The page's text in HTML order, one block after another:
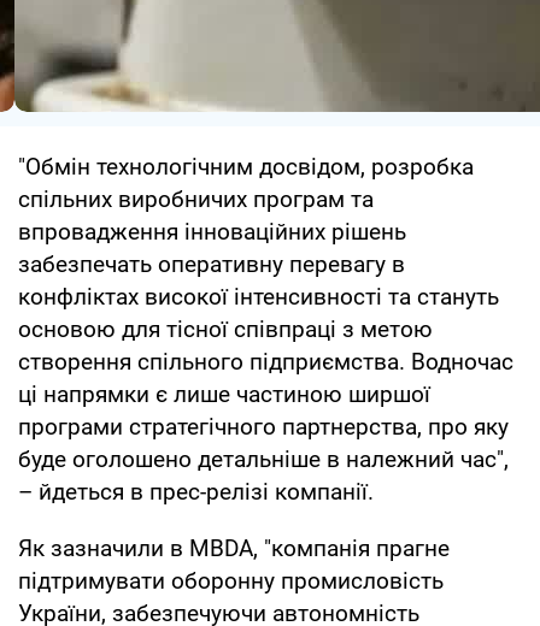
"Обмін технологічним досвідом, розробка
спільних виробничих програм та
впровадження інноваційних рішень
забезпечать оперативну перевагу в
конфліктах високої інтенсивності та стануть
основою для тісної співпраці з метою
створення спільного підприємства. Водночас
ці напрямки є лише частиною ширшої
програми стратегічного партнерства, про яку
буде оголошено детальніше в належний час",
– йдеться в прес-релізі компанії.
Як зазначили в MBDA, "компанія прагне
підтримувати оборонну промисловість
України, забезпечуючи автономність